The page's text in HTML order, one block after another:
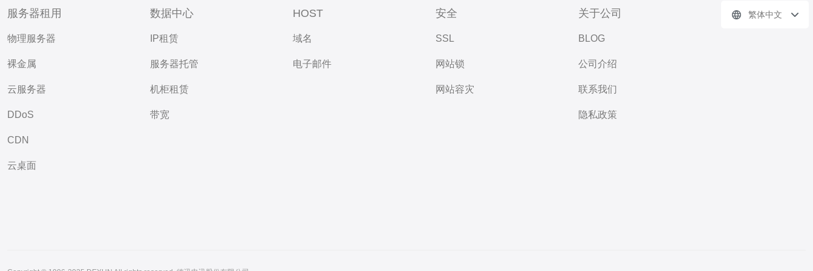
服务器租用
物理服务器
裸金属
云服务器
DDoS
CDN
云桌面
数据中心
IP租赁
服务器托管
机柜租赁
带宽
HOST
域名
电子邮件
安全
SSL
网站锁
网站容灾
关于公司
BLOG
公司介绍
联系我们
隐私政策
繁体中文